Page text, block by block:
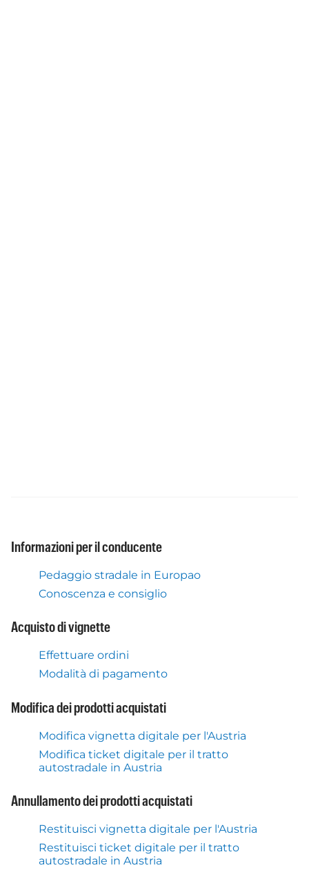
Informazioni per il conducente
Pedaggio stradale in Europao
Conoscenza e consiglio
Acquisto di vignette
Effettuare ordini
Modalità di pagamento
Modifica dei prodotti acquistati
Modifica vignetta digitale per l'Austria
Modifica ticket digitale per il tratto
autostradale in Austria
Annullamento dei prodotti acquistati
Restituisci vignetta digitale per l'Austria
Restituisci ticket digitale per il tratto
autostradale in Austria